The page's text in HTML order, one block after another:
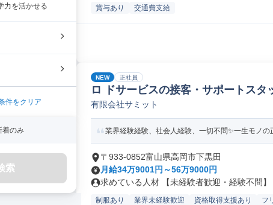
力を活かせる
件をクリア
着のみ
索
賞与あり 交通費支給
NEW 正社員
ロ ドサービスの接客・サポートスタ
有限会社サミット
業界経験経験、社会人経験、一切不問✨一生モノの
〒933-0852富山県高岡市下黒田
月給34万9001円～56万9000円
求めている人材 【未経験者歓迎・経験不問】
制服あり 業界未経験歓迎 資格取得支援あり フ